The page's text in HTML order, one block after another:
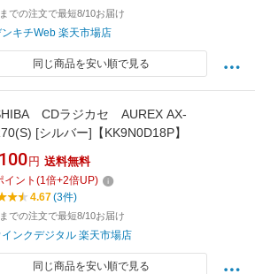
での注文で最短8/10お届け
キチWeb 楽天市場店
同じ商品を安い順で見る
CDラジカセ AUREX AX-
[シルバー]【KK9N0D18P】
円 送料無料
イント (1倍+2倍UP)
4.67(3件)
での注文で最短8/10お届け
インクデジタル 楽天市場店
同じ商品を安い順で見る